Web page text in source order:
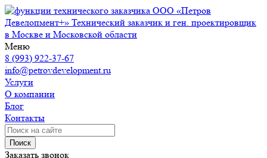
ООО «Петров
Девелопмент+» Технический заказчик и ген. проектировщик
в Москве и Московской области
Меню
8 (993) 922-37-67
info@petrovdevelopment.ru
Услуги
О компании
Блог
Контакты
Поиск
Заказать звонок